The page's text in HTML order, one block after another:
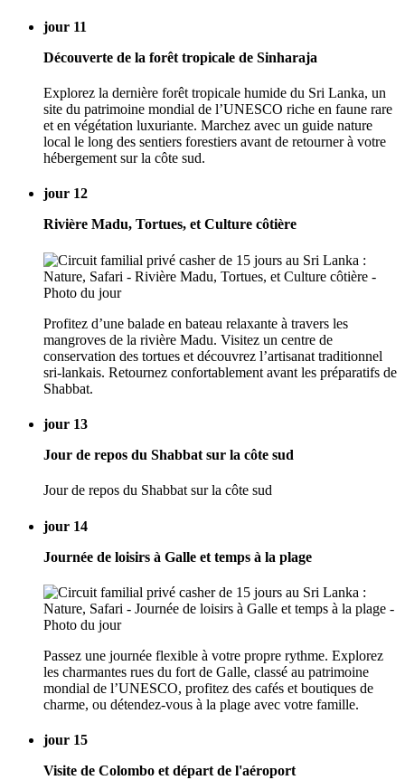
jour 11
Découverte de la forêt tropicale de Sinharaja
Explorez la dernière forêt tropicale humide du Sri Lanka, un
site du patrimoine mondial de l’UNESCO riche en faune rare
et en végétation luxuriante. Marchez avec un guide nature
local le long des sentiers forestiers avant de retourner à votre
hébergement sur la côte sud.
jour 12
Rivière Madu, Tortues, et Culture côtière
Profitez d’une balade en bateau relaxante à travers les
mangroves de la rivière Madu. Visitez un centre de
conservation des tortues et découvrez l’artisanat traditionnel
sri-lankais. Retournez confortablement avant les préparatifs de
Shabbat.
jour 13
Jour de repos du Shabbat sur la côte sud
Jour de repos du Shabbat sur la côte sud
jour 14
Journée de loisirs à Galle et temps à la plage
Passez une journée flexible à votre propre rythme. Explorez
les charmantes rues du fort de Galle, classé au patrimoine
mondial de l’UNESCO, profitez des cafés et boutiques de
charme, ou détendez-vous à la plage avec votre famille.
jour 15
Visite de Colombo et départ de l'aéroport